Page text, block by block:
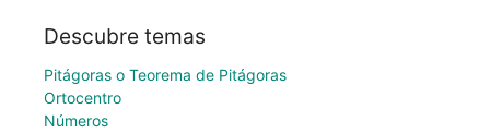
Descubre temas
Pitágoras o Teorema de Pitágoras
Ortocentro
Números